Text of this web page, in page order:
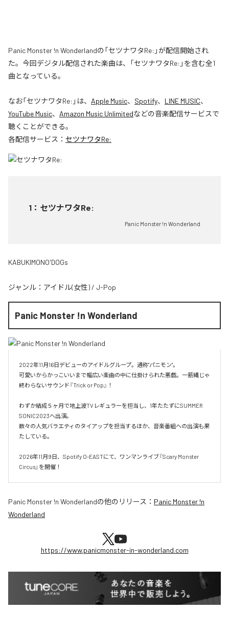
Panic Monster !n Wonderlandの「セツナワタRe:」が配信開始され
た。今回デジタル配信された楽曲は、「セツナワタRe:」を含む全1
曲となっている。
なお「セツナワタRe: 」は、 Apple Music、 Spotify、 LINE MUSIC、
YouTube Music、 Amazon Music Unlimitedなどの音楽配信サービスで
聴くことができる。
各配信サービス： セツナワタRe:
1 ： セツナワタRe:
Panic Monster !n Wonderland
KABUKIMONO'DOGs
ジャンル： アイドル(女性) / J-Pop
Panic Monster !n Wonderland
2022年11月16日デビューのアイドルグループ。通称"パニモン"。
可愛いからかっこいいまで幅広い楽曲の中に仕掛けられた悪戯。一筋縄じゃ
終わらないサウンド『Trick or Pop』！
わずか結成５ヶ月で地上波TVレギュラーを担当し、1年たたずにSUMMER
SONIC2023へ出演。
数々の人気バラエティのタイアップを担当するほか、音楽番組への出演も果
たしている。
2026年11月9日、Spotify O-EASTにて、ワンマンライブ『Scary Monster
Circus』を開催！
Panic Monster !n Wonderlandの他のリリース： Panic Monster !n
Wonderland
https://www.panicmonster-in-wonderland.com